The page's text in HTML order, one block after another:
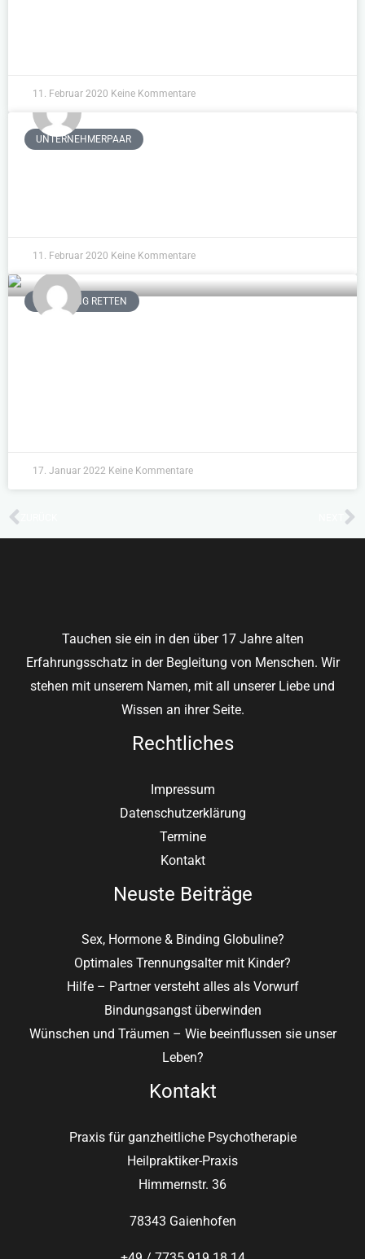
11. Februar 2020 Keine Kommentare
UNTERNEHMERPAAR
11. Februar 2020 Keine Kommentare
BEZIEHUNG RETTEN
17. Januar 2022 Keine Kommentare
Zurück
Tauchen sie ein in den über 17 Jahre alten
Erfahrungsschatz in der Begleitung von Menschen. Wir
stehen mit unserem Namen, mit all unserer Liebe und
Wissen an ihrer Seite.
Rechtliches
Impressum
Datenschutzerklärung
Termine
Kontakt
Neuste Beiträge
Sex, Hormone & Binding Globuline?
Optimales Trennungsalter mit Kinder?
Hilfe – Partner versteht alles als Vorwurf
Bindungsangst überwinden
Wünschen und Träumen – Wie beeinflussen sie unser
Leben?
Kontakt
Praxis für ganzheitliche Psychotherapie
Heilpraktiker-Praxis
Himmernstr. 36
78343 Gaienhofen